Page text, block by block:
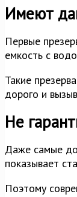
Имеют
Первые
емкость с
Такие
дорого и
Не
Даже самые
показывает
Поэтому